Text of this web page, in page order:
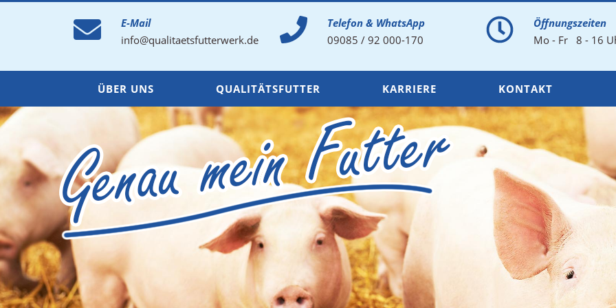
E-Mail
info@qualitaetsfutterwerk.de
Telefon & WhatsApp
09085 / 92 000-170
Öffnungszeiten
Mo - Fr 8 - 16
ÜBER UNS QUALITÄTSFUTTER KARRIERE KONTAKT